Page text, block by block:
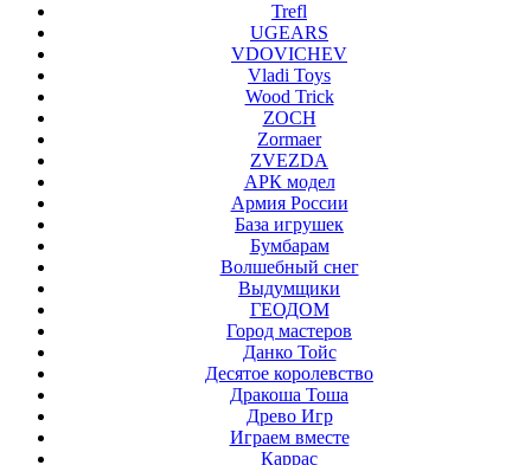
Trefl
UGEARS
VDOVICHEV
Vladi Toys
Wood Trick
ZOCH
Zormaer
ZVEZDA
АРК модел
Армия России
База игрушек
Бумбарам
Волшебный снег
Выдумщики
ГЕОДОМ
Город мастеров
Данко Тойс
Десятое королевство
Дракоша Тоша
Древо Игр
Играем вместе
Каррас